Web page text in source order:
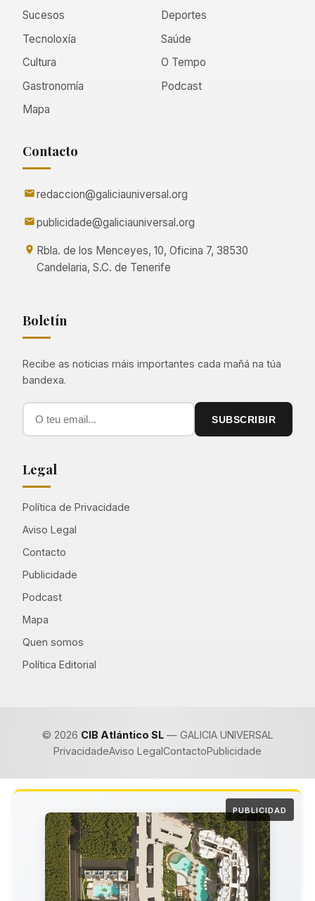
Sucesos
Deportes
Tecnoloxía
Saúde
Cultura
O Tempo
Gastronomía
Podcast
Mapa
Contacto
redaccion@galiciauniversal.org
publicidade@galiciauniversal.org
Rbla. de los Menceyes, 10, Oficina 7, 38530
Candelaria, S.C. de Tenerife
Boletín
Recibe as noticias máis importantes cada mañá na túa
bandexa.
SUBSCRIBIR
Legal
Política de Privacidade
Aviso Legal
Contacto
Publicidade
Podcast
Mapa
Quen somos
Política Editorial
© 2026 CIB Atlántico SL— GALICIA UNIVERSAL
PrivacidadeAviso LegalContactoPublicidade
PUBLICIDAD